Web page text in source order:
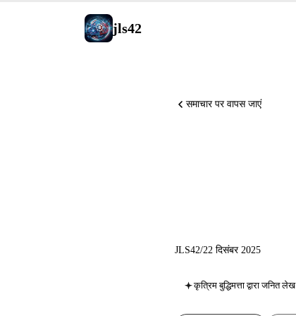
jls42
समाचार पर वापस जाएं
JLS42/22 दिसंबर 2025
कृत्रिम बुद्धिमत्ता द्वारा जनित लेख